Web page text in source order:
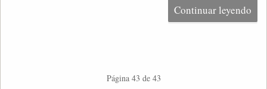
Continuar leyendo
Página 43 de 43